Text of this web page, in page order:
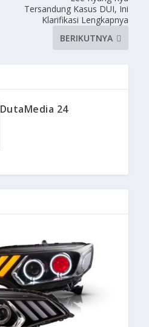
Tersandung Kasus DUI, Ini
Klarifikasi Lengkapnya
BERIKUTNYA
DutaMedia 24